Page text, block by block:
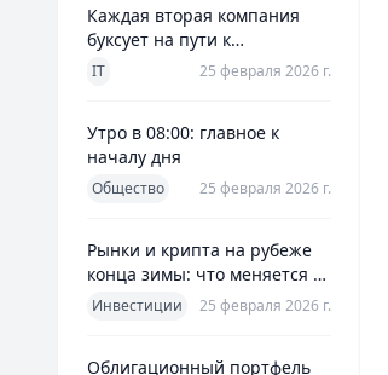
Каждая вторая компания
буксует на пути к
полноценной ERP
IT 25 февраля 2026 г.
Утро в 08:00: главное к
началу дня
Общество 25 февраля 2026 г.
Рынки и крипта на рубеже
конца зимы: что меняется к
25 февраля 2026
Инвестиции 25 февраля 2026 г.
Облигационный портфель